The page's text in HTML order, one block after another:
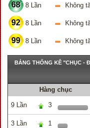
68 8 Lần Không
92 8 Lần Không
99 8 Lần Không
BẢNG THỐNG KÊ "CHỤC -
Hàng chục
9 Lần 3
3 Lần 1